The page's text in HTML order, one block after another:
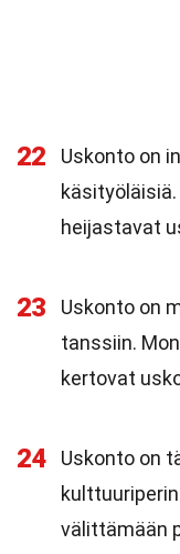
22
Uskonto on
heijastavat
23
Uskonto on
tanssiin.
kertovat
24
Uskonto on
välittämään